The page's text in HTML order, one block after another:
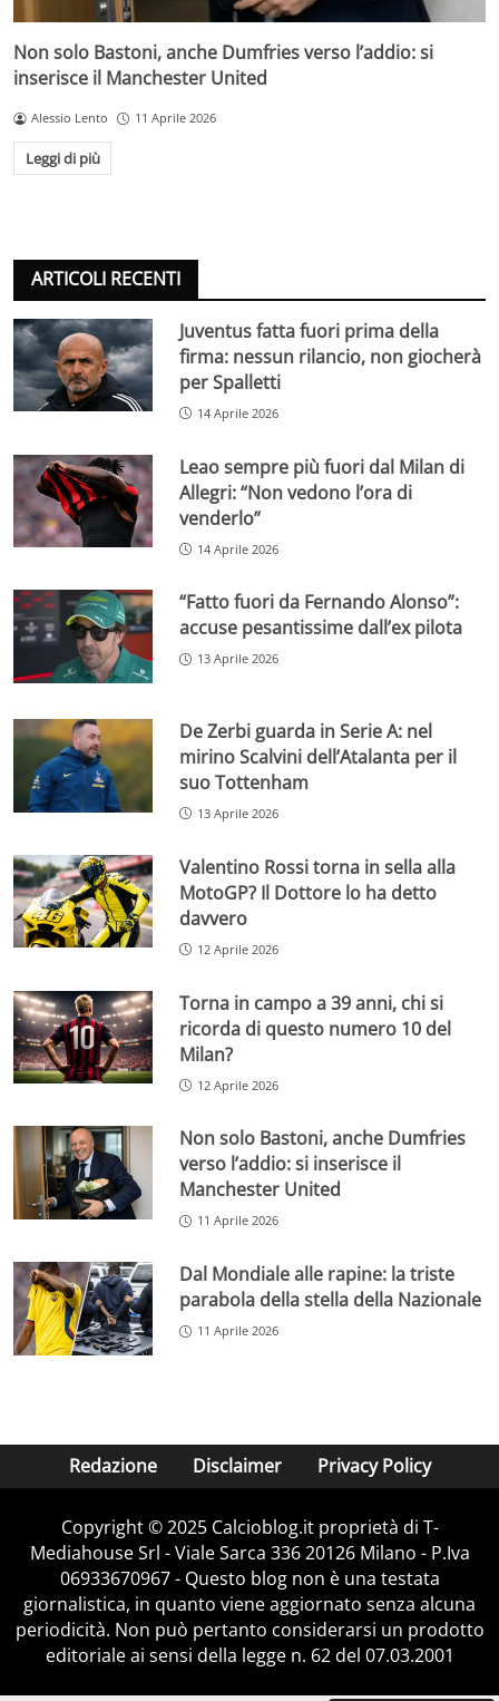
Non solo Bastoni, anche Dumfries verso l’addio: si
inserisce il Manchester United
Alessio Lento 11 Aprile 2026
Leggi di più
ARTICOLI RECENTI
Juventus fatta fuori prima della
firma: nessun rilancio, non giocherà
per Spalletti
14 Aprile 2026
Leao sempre più fuori dal Milan di
Allegri: “Non vedono l’ora di
venderlo”
14 Aprile 2026
“Fatto fuori da Fernando Alonso”:
accuse pesantissime dall’ex pilota
13 Aprile 2026
De Zerbi guarda in Serie A: nel
mirino Scalvini dell’Atalanta per il
suo Tottenham
13 Aprile 2026
Valentino Rossi torna in sella alla
MotoGP? Il Dottore lo ha detto
davvero
12 Aprile 2026
Torna in campo a 39 anni, chi si
ricorda di questo numero 10 del
Milan?
12 Aprile 2026
Non solo Bastoni, anche Dumfries
verso l’addio: si inserisce il
Manchester United
11 Aprile 2026
Dal Mondiale alle rapine: la triste
parabola della stella della Nazionale
11 Aprile 2026
Redazione Disclaimer Privacy Policy
Copyright © 2025 Calcioblog.it proprietà di T-
Mediahouse Srl - Viale Sarca 336 20126 Milano - P.Iva
06933670967 - Questo blog non è una testata
giornalistica, in quanto viene aggiornato senza alcuna
periodicità. Non può pertanto considerarsi un prodotto
editoriale ai sensi della legge n. 62 del 07.03.2001